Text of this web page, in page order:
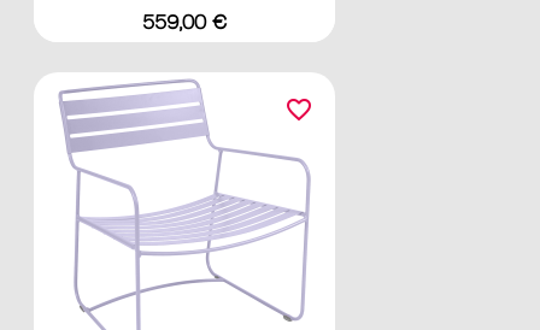
Preis
559,00 €
favorite_border